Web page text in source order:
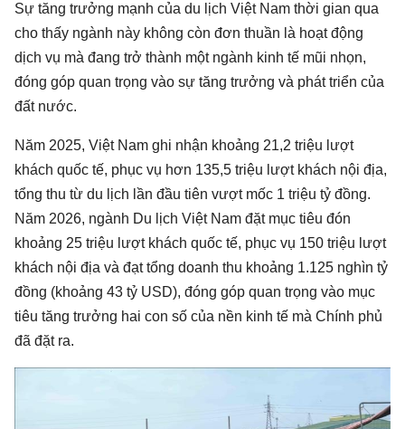
Sự tăng trưởng mạnh của du lịch Việt Nam thời gian qua
cho thấy ngành này không còn đơn thuần là hoạt động
dịch vụ mà đang trở thành một ngành kinh tế mũi nhọn,
đóng góp quan trọng vào sự tăng trưởng và phát triển của
đất nước.
Năm 2025, Việt Nam ghi nhận khoảng 21,2 triệu lượt
khách quốc tế, phục vụ hơn 135,5 triệu lượt khách nội địa,
tổng thu từ du lịch lần đầu tiên vượt mốc 1 triệu tỷ đồng.
Năm 2026, ngành Du lịch Việt Nam đặt mục tiêu đón
khoảng 25 triệu lượt khách quốc tế, phục vụ 150 triệu lượt
khách nội địa và đạt tổng doanh thu khoảng 1.125 nghìn tỷ
đồng (khoảng 43 tỷ USD), đóng góp quan trọng vào mục
tiêu tăng trưởng hai con số của nền kinh tế mà Chính phủ
đã đặt ra.